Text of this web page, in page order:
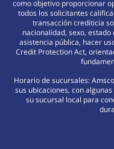
como objetivo proporcionar
todos los solicitantes
transacción crediticia
nacionalidad, sexo,
asistencia pública, hacer
Credit Protection Act,
Horario de sucursales:
sus ubicaciones, con
su sucursal local para